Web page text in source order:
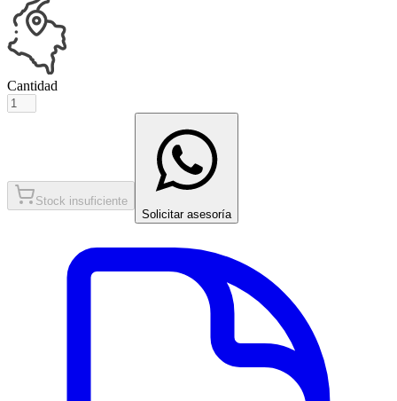
Cantidad
Stock insuficiente
Solicitar asesoría